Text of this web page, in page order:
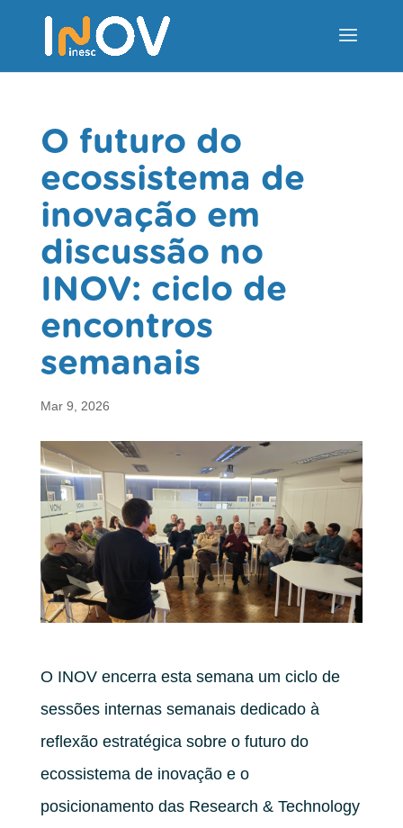
O futuro do
ecossistema de
inovação em
discussão no
INOV: ciclo de
encontros
semanais
Mar 9, 2026
O INOV encerra esta semana um ciclo de
sessões internas semanais dedicado à
reflexão estratégica sobre o futuro do
ecossistema de inovação e o
posicionamento das Research & Technology